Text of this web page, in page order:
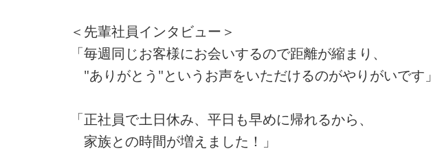
＜先輩社員インタビュー＞
「毎週同じお客様にお会いするので距離が縮まり、
"ありがとう"というお声をいただけるのがやりがいです」
「正社員で土日休み、平日も早めに帰れるから、
家族との時間が増えました！」